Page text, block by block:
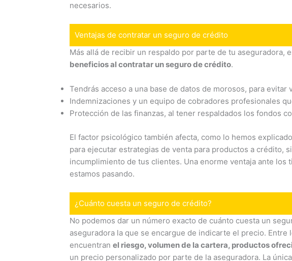
necesarios.
Ventajas de contratar un seguro de crédito
Más allá de recibir un respaldo por parte de tu aseguradora,
beneficios al contratar un seguro de crédito.
Tendrás acceso a una base de datos de morosos, para
Indemnizaciones y un equipo de cobradores profesionales
Protección de las finanzas, al tener respaldados los fondos
El factor psicológico también afecta, como lo hemos
para ejecutar estrategias de venta para productos a crédito,
incumplimiento de tus clientes. Una enorme ventaja ante
estamos pasando.
¿Cuánto cuesta un seguro de crédito?
No podemos dar un número exacto de cuánto cuesta un
aseguradora la que se encargue de indicarte el precio.
encuentran el riesgo, volumen de la cartera, productos
un precio personalizado por parte de la aseguradora. La